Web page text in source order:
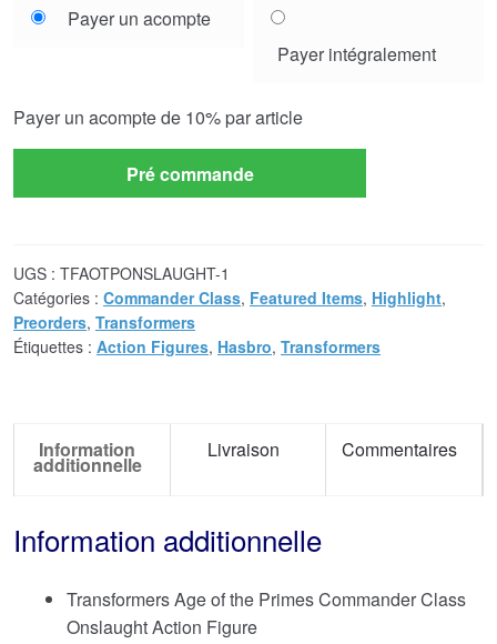
your
Payer un acompte
Payer intégralement
Payer un acompte de 10% par article
Pré commande
UGS : TFAOTPONSLAUGHT-1
Catégories : Commander Class, Featured Items, Highlight,
Preorders, Transformers
Étiquettes : Action Figures, Hasbro, Transformers
Information
additionnelle
Livraison Commentaires
Information additionnelle
Transformers Age of the Primes Commander Class
Onslaught Action Figure